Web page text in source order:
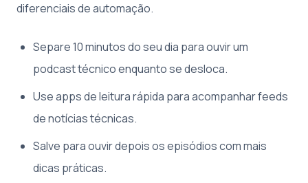
diferenciais de automação.
Separe 10 minutos do seu dia para ouvir um
podcast técnico enquanto se desloca.
Use apps de leitura rápida para acompanhar feeds
de notícias técnicas.
Salve para ouvir depois os episódios com mais
dicas práticas.